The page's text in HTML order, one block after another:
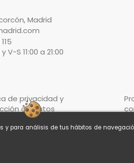
para análisis de tus hábitos de
Madrid
V-S 11:00 a 21:00
de privacidad y
de datos